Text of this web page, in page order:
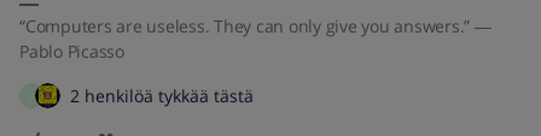
“Computers are useless. They can only give you answers.” ―
Pablo Picasso
2 henkilöä tykkää tästä